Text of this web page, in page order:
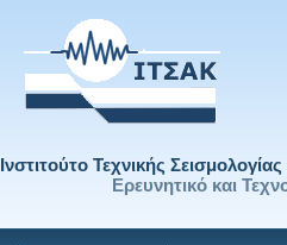
Ινστιτούτο Τεχνικής
Ερευνητικό και